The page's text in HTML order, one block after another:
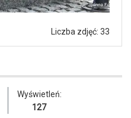
Liczba zdjęć: 33
Wyświetleń:
127